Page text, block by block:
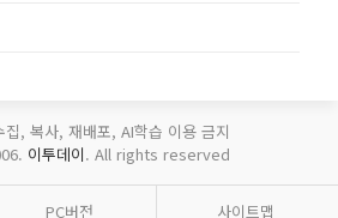
집, 복사, 재배포, AI학습 이용 금지
이투데이. All rights reserved
PC버전 사이트맵